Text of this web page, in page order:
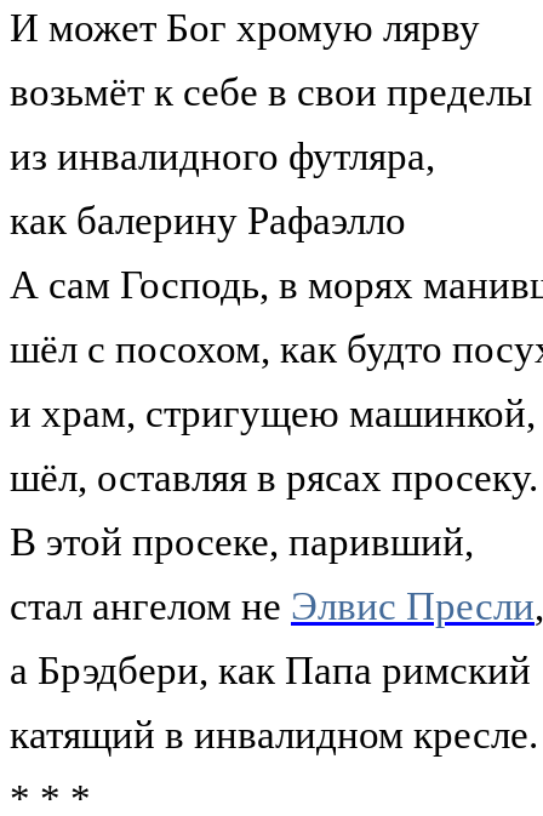
И может Бог хромую лярву
возьмёт к себе в свои пределы
из инвалидного футляра,
как балерину Рафаэлло
А сам Господь, в морях
шёл с посохом, как будто
и храм, стригущею машинкой,
шёл, оставляя в рясах просеку.
В этой просеке, паривший,
стал ангелом не Элвис Пресли,
а Брэдбери, как Папа римский
катящий в инвалидном кресле.
* * *